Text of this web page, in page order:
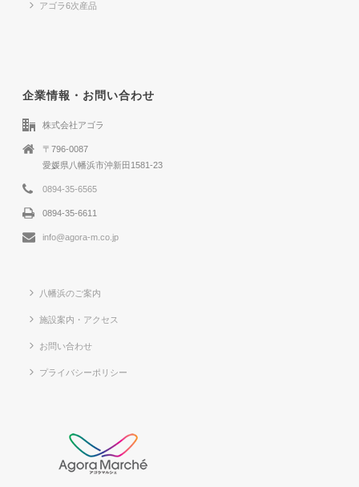
アゴラ6次産品
企業情報・お問い合わせ
株式会社アゴラ
〒796-0087
愛媛県八幡浜市沖新田1581-23
0894-35-6565
0894-35-6611
info@agora-m.co.jp
八幡浜のご案内
施設案内・アクセス
お問い合わせ
プライバシーポリシー